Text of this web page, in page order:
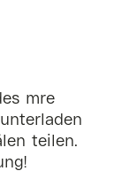
mre
teilen.